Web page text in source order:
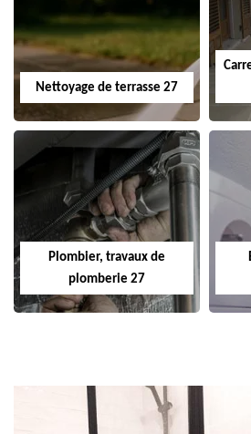
Nettoyage de terrasse 27
Plombier, travaux de
plomberie 27